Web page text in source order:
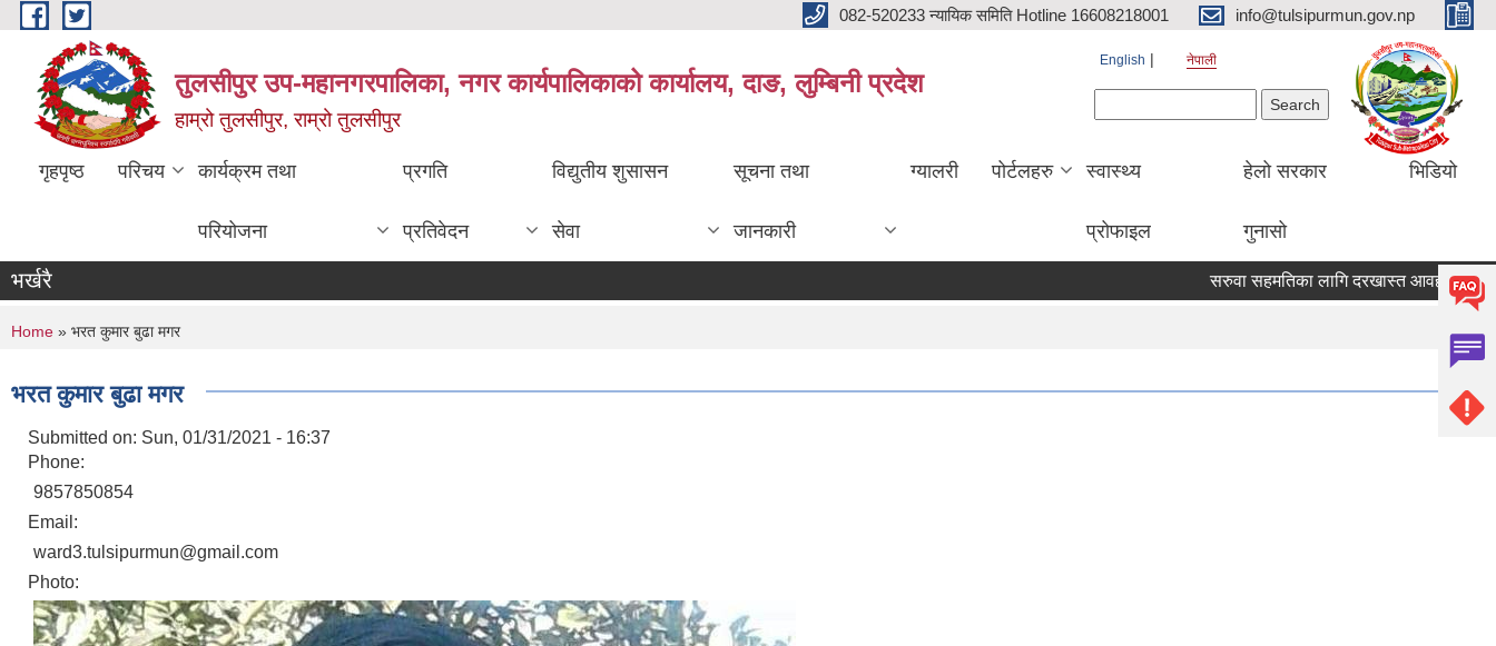
Skip to main content 082-520233 न्यायिक समिति Hotline 16608218001 info@tulsipurmun.gov.np
तुलसीपुर उप-महानगरपालिका, नगर कार्यपालिकाको कार्यालय, दाङ, लुम्बिनी प्रदेश
हाम्रो तुलसीपुर, राम्रो तुलसीपुर
English नेपाली
गृहपृष्ठ परिचय कार्यक्रम तथा
परियोजना
प्रगति
प्रतिवेदन
विद्युतीय शुसासन
सेवा
सूचना तथा
जानकारी
ग्यालरी पोर्टलहरु स्वास्थ्य
प्रोफाइल
हेलो सरकार
गुनासो
भिडियो
भर्खरै सरुवा सहमतिका लागि दरखास्त आवहान सम्बन्धि
You are here
Home » भरत कुमार बुढा मगर
भरत कुमार बुढा मगर
Submitted on: Sun, 01/31/2021 - 16:37
Phone:
9857850854
Email:
ward3.tulsipurmun@gmail.com
Photo: